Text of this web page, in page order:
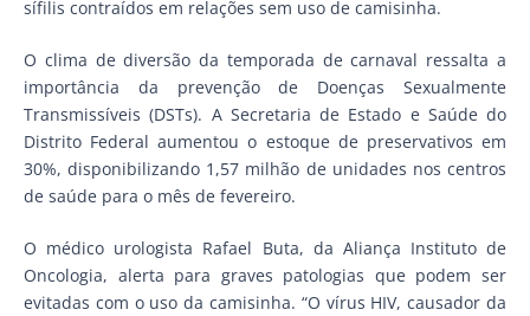
sífilis contraídos em relações sem uso de camisinha.
O clima de diversão da temporada de carnaval ressalta a
importância da prevenção de Doenças Sexualmente
Transmissíveis (DSTs). A Secretaria de Estado e Saúde do
Distrito Federal aumentou o estoque de preservativos em
30%, disponibilizando 1,57 milhão de unidades nos centros
de saúde para o mês de fevereiro.
O médico urologista Rafael Buta, da Aliança Instituto de
Oncologia, alerta para graves patologias que podem ser
evitadas com o uso da camisinha. “O vírus HIV, causador da